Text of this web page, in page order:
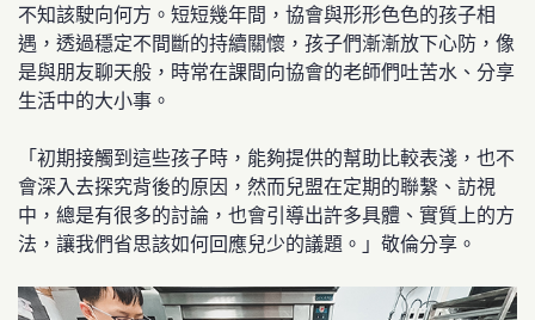
不知該駛向何方。短短幾年間，協會與形形色色的孩子相
遇，透過穩定不間斷的持續關懷，孩子們漸漸放下心防，像
是與朋友聊天般，時常在課間向協會的老師們吐苦水、分享
生活中的大小事。
「初期接觸到這些孩子時，能夠提供的幫助比較表淺，也不
會深入去探究背後的原因，然而兒盟在定期的聯繫、訪視
中，總是有很多的討論，也會引導出許多具體、實質上的方
法，讓我們省思該如何回應兒少的議題。」敬倫分享。